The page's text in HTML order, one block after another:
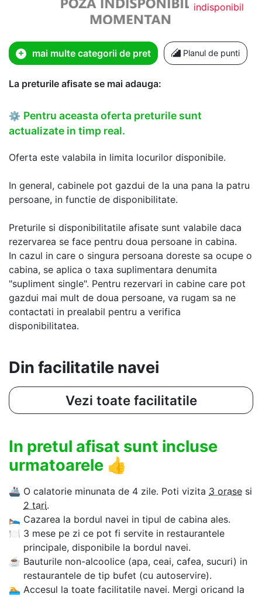
indisponibil
mai multe categorii de pret Planul de punti
La preturile afisate se mai adauga:
⚙ Pentru aceasta oferta preturile sunt
actualizate in timp real.
Oferta este valabila in limita locurilor disponibile.
In general, cabinele pot gazdui de la una pana la patru
persoane, in functie de disponibilitate.
Preturile si disponibilitatile afisate sunt valabile daca
rezervarea se face pentru doua persoane in cabina.
In cazul in care o singura persoana doreste sa ocupe o
cabina, se aplica o taxa suplimentara denumita
"supliment single". Pentru rezervari in cabine care pot
gazdui mai mult de doua persoane, va rugam sa ne
contactati in prealabil pentru a verifica
disponibilitatea.
Din facilitatile navei
Vezi toate facilitatile
In pretul afisat sunt incluse
urmatoarele 👍
🚢 O calatorie minunata de 4 zile. Poti vizita 3 orase si
2 tari.
🛌 Cazarea la bordul navei in tipul de cabina ales.
🍽 3 mese pe zi ce pot fi servite in restaurantele
principale, disponibile la bordul navei.
☕ Bauturile non-alcoolice (apa, ceai, cafea, sucuri) in
restaurantele de tip bufet (cu autoservire).
🏊‍ Accesul la toate facilitatile navei. Mergi oricand la